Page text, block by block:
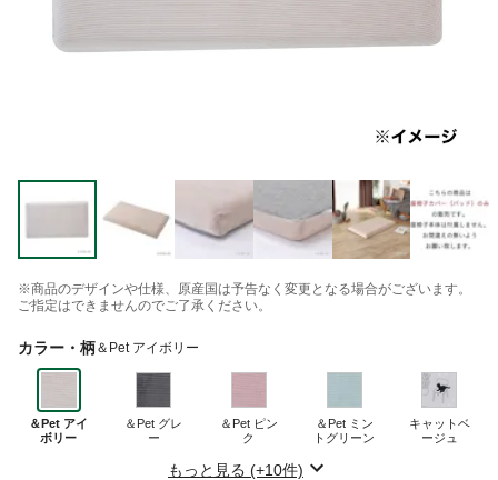
※商品のデザインや仕様、原産国は予告なく変更となる場合がございます。
ご指定はできませんのでご了承ください。
カラー・柄＆Pet アイボリー
＆Pet アイ
ボリー
＆Pet グレ
ー
＆Pet ピン
ク
＆Pet ミン
トグリーン
キャットベ
ージュ
もっと見る (+10件)